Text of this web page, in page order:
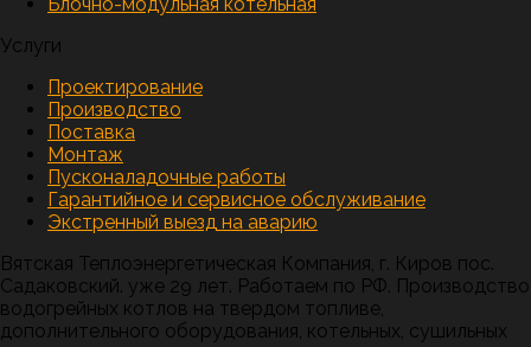
Услуги
Проектирование
Производство
Поставка
Монтаж
Пусконаладочные работы
Гарантийное и сервисное обслуживание
Экстренный выезд на аварию
Вятская Теплоэнергетическая Компания, г. Киров пос.
Садаковский. уже 29 лет. Работаем по РФ. Производство
водогрейных котлов на твердом топливе,
дополнительного оборудования, котельных, сушильных